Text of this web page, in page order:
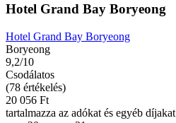
Hotel Grand Bay Boryeong
Hotel Grand Bay Boryeong
Boryeong
9,2/10
Csodálatos
(78 értékelés)
20 056 Ft
tartalmazza az adókat és egyéb díjakat